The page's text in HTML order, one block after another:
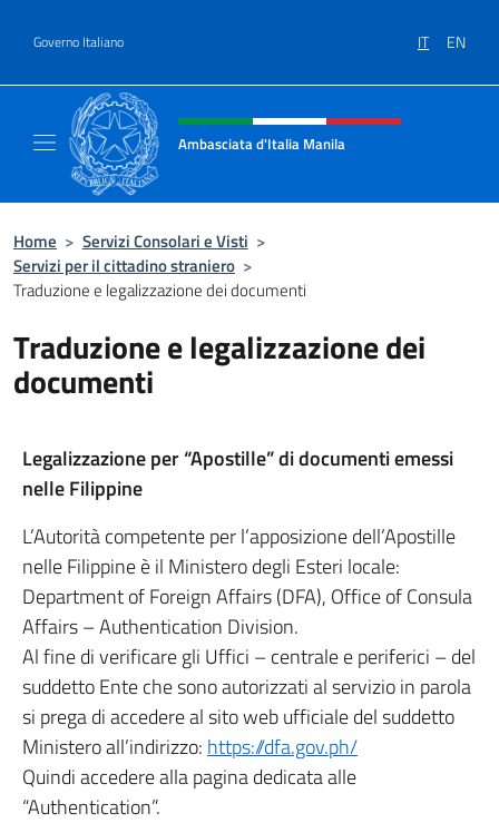
Governo Italiano IT EN
Intestazione sito, social e menù
Ambasciata d'Italia Manila
Home > Servizi Consolari e Visti >
Servizi per il cittadino straniero >
Traduzione e legalizzazione dei documenti
Traduzione e legalizzazione dei
documenti
Legalizzazione per “Apostille” di documenti emessi
nelle Filippine
L’Autorità competente per l’apposizione dell’Apostille
nelle Filippine è il Ministero degli Esteri locale:
Department of Foreign Affairs (DFA), Office of Consula
Affairs – Authentication Division.
Al fine di verificare gli Uffici – centrale e periferici – del
suddetto Ente che sono autorizzati al servizio in parola
si prega di accedere al sito web ufficiale del suddetto
Ministero all’indirizzo: https://dfa.gov.ph/
Quindi accedere alla pagina dedicata alle
“Authentication”.